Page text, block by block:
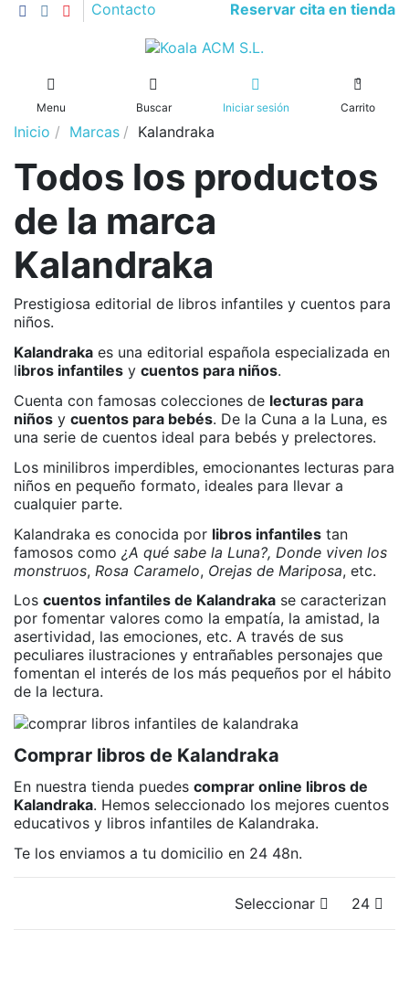
Contacto Reservar cita en tienda
Menu Buscar Iniciar sesión
0
Carrito
Inicio Marcas Kalandraka
Todos los productos
de la marca
Kalandraka
Prestigiosa editorial de libros infantiles y cuentos para
niños.
Kalandraka es una editorial española especializada en
libros infantiles y cuentos para niños.
Cuenta con famosas colecciones de lecturas para
niños y cuentos para bebés. De la Cuna a la Luna, es
una serie de cuentos ideal para bebés y prelectores.
Los minilibros imperdibles, emocionantes lecturas para
niños en pequeño formato, ideales para llevar a
cualquier parte.
Kalandraka es conocida por libros infantiles tan
famosos como ¿A qué sabe la Luna?, Donde viven los
monstruos, Rosa Caramelo, Orejas de Mariposa, etc.
Los cuentos infantiles de Kalandraka se caracterizan
por fomentar valores como la empatía, la amistad, la
asertividad, las emociones, etc. A través de sus
peculiares ilustraciones y entrañables personajes que
fomentan el interés de los más pequeños por el hábito
de la lectura.
Comprar libros de Kalandraka
En nuestra tienda puedes comprar online libros de
Kalandraka. Hemos seleccionado los mejores cuentos
educativos y libros infantiles de Kalandraka.
Te los enviamos a tu domicilio en 24 48n.
Seleccionar 24